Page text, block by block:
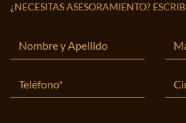
¿NECESITAS ASESORAMIENTO?